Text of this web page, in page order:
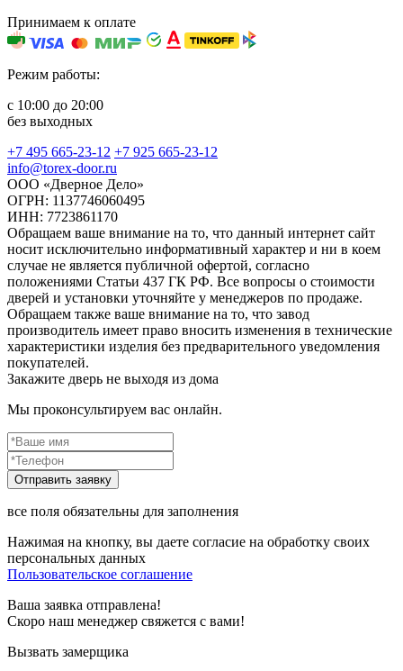
Принимаем к оплате
Режим работы:
с 10:00 до 20:00
без выходных
+7 495 665-23-12 +7 925 665-23-12
info@torex-door.ru
ООО «Дверное Дело»
ОГРН: 1137746060495
ИНН: 7723861170
Обращаем ваше внимание на то, что данный интернет сайт
носит исключительно информативный характер и ни в коем
случае не является публичной офертой, согласно
положениями Статьи 437 ГК РФ. Все вопросы о стоимости
дверей и установки уточняйте у менеджеров по продаже.
Обращаем также ваше внимание на то, что завод
производитель имеет право вносить изменения в технические
характеристики изделия без предварительного уведомления
покупателей.
Закажите дверь не выходя из дома
Мы проконсультируем вас онлайн.
все поля обязательны для заполнения
Нажимая на кнопку, вы даете согласие на обработку своих
персональных данных
Пользовательское соглашение
Ваша заявка отправлена!
Скоро наш менеджер свяжется с вами!
Вызвать замерщика